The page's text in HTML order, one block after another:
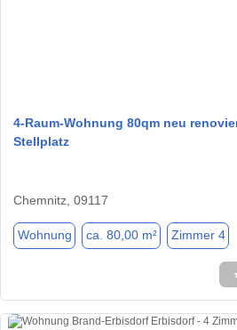
4-Raum-Wohnung 80qm neu
Stellplatz
Chemnitz, 09117
Wohnung ca. 80,00 m² Zimmer 4